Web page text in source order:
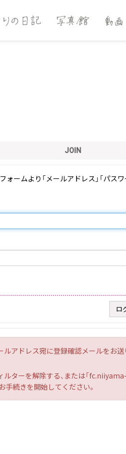
JOIN
ームより「メールアドレス」「パスワ
アドレス宛に登録確認メールをお送
ターを解除する、または「fc.niiyama-
続きを開始してください。